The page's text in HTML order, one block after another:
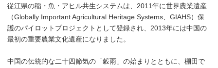
従江県の稲・魚・アヒル共生システムは、2011年に世界農業遺産
（Globally Important Agricultural Heritage Systems、GIAHS）保
護のパイロットプロジェクトとして登録され、2013年には中国の
最初の重要農業文化遺産になりました。
中国の伝統的な二十四節気の「穀雨」の始まりとともに、棚田で